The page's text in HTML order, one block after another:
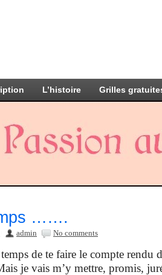
L’histoire Grilles
…….
admin No comments
de te faire le compte rendu
je vais m’y mettre, promis,